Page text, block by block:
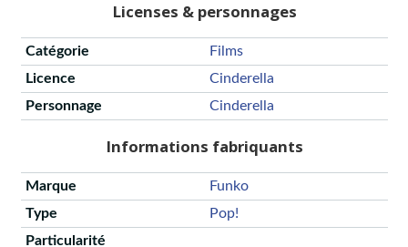
Licenses & personnages
Catégorie
Films
Licence
Cinderella
Personnage
Cinderella
Informations fabriquants
Marque
Funko
Type
Pop!
Particularité